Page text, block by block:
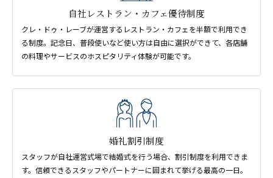
自社レストラン・ カフェ優待制度
クレ・ドゥ・レーブが運営するレストラン・カフェを半額で利用でき
る制度。記念日、普段使いなど使い方は自由に選択ができて、各店舗
の料理やサービスのホスピタリティ体験が可能です。
婚礼割引制度
スタッフが自社運営式場で結婚式を行う場合、割引制度を利用できま
す。信頼できるスタッフやパートナーに囲まれて挙げる最高の一日。